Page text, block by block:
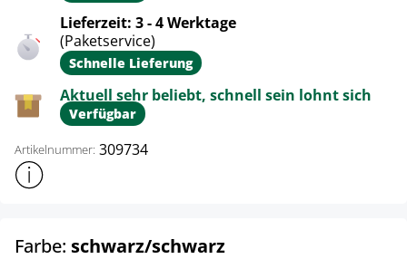
Lieferzeit: 3 - 4 Werktage
(Paketservice)
Schnelle Lieferung
Aktuell sehr beliebt, schnell sein lohnt sich
Verfügbar
Artikelnummer: 309734
Weitere Produktinformationen anzeigen
Farbe: schwarz/schwarzauswählen